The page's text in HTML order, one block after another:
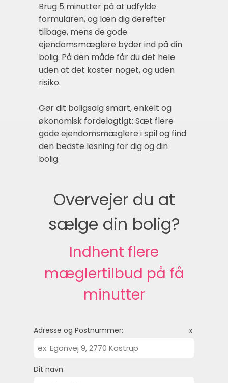
Brug 5 minutter på at udfylde
formularen, og læn dig derefter
tilbage, mens de gode
ejendomsmæglere byder ind på din
bolig. På den måde får du det hele
uden at det koster noget, og uden
risiko.
Gør dit boligsalg smart, enkelt og
økonomisk fordelagtigt: Sæt flere
gode ejendomsmæglere i spil og find
den bedste løsning for dig og din
bolig.
Overvejer du at
sælge din bolig?
Indhent flere
mæglertilbud på få
minutter
Adresse og Postnummer: x
Dit navn: